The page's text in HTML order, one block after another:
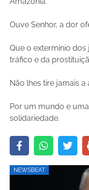
Ouve Senhor, a dor
Que o extermínio
tráfico e da
Não lhes tire jamais
Por um mundo e
solidariedade.
NEWSBEAT